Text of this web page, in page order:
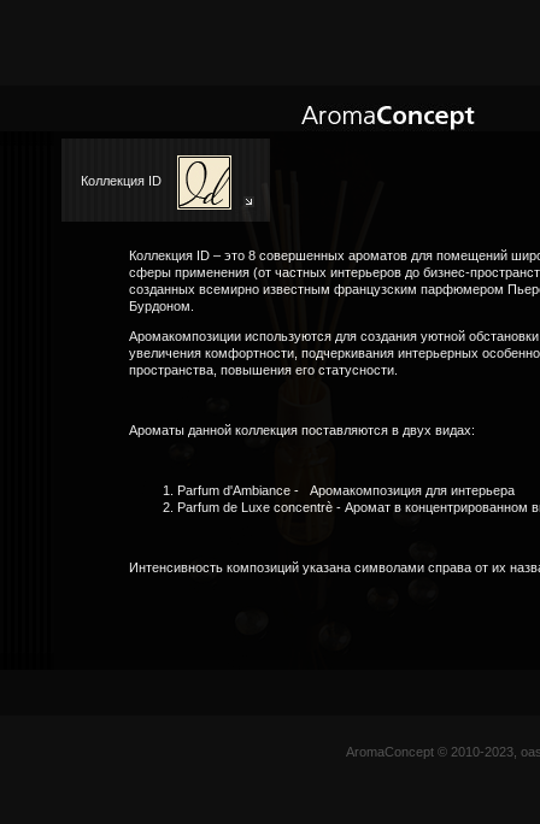
Коллекция ID
Коллекция ID – это 8 совершенных ароматов для помещений
сферы применения (от частных интерьеров до бизнес-
созданных вcемирно известным французским парфюмером
Бурдоном.
Аромакомпозиции используются для создания уютной
увеличения комфортности, подчеркивания интерьерных
пространства, повышения его статусности.
Ароматы данной коллекция поставляются в двух видах:
Parfum d'Ambiance - Аромакомпозиция для интерьера
Parfum de Luxe concentrè - Аромат в концентрированном
Интенсивность композиций указана символами справа от их
AromaConcept © 2010-2023,